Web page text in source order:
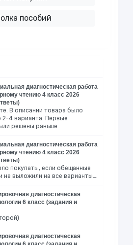
пособий
диагностическая работа
чтению 4 класс 2026
В описании товара было
2-4 варианта. Первые
решены раньше
диагностическая работа
чтению 4 класс 2026
покупать , если обещанные
не выложили на все варианты….
диагностическая
6 класс (задания и
диагностическая